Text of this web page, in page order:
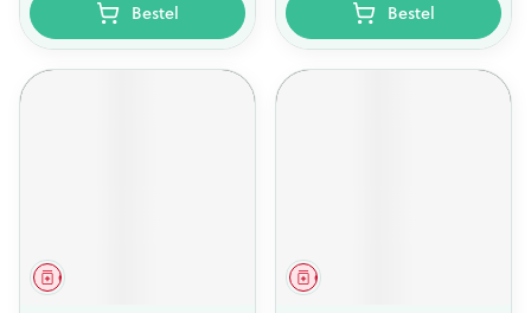
Bestel Bestel
Geneesmiddel Geneesmiddel